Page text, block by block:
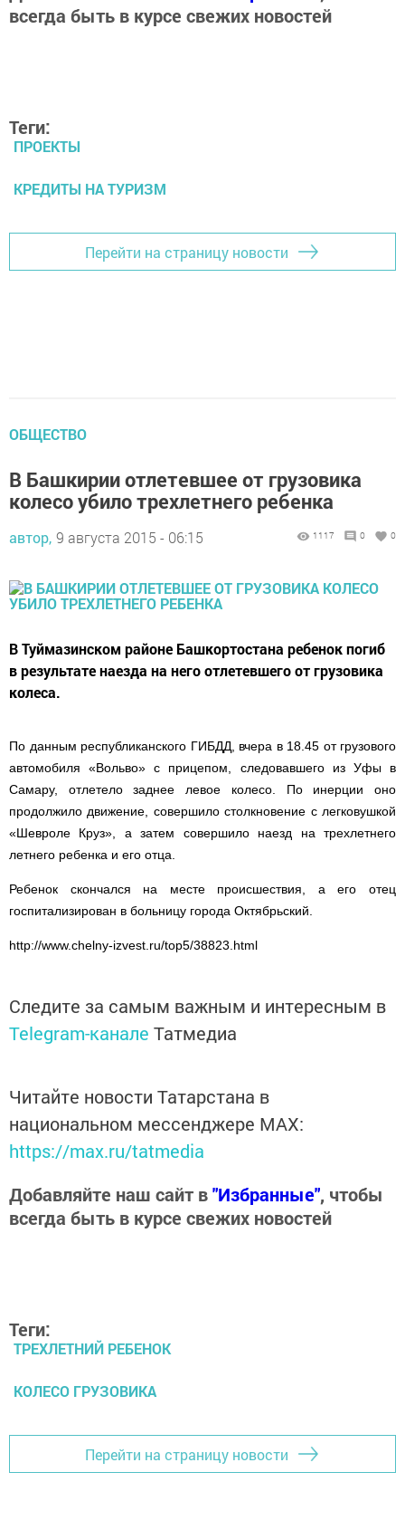
всегда быть в курсе свежих новостей
Теги:
ПРОЕКТЫ
КРЕДИТЫ НА ТУРИЗМ
Перейти на страницу новости
ОБЩЕСТВО
В Башкирии отлетевшее от грузовика
колесо убило трехлетнего ребенка
автор, 9 августа 2015 - 06:15 1117 0 0
В Туймазинском районе Башкортостана ребенок погиб
в результате наезда на него отлетевшего от грузовика
колеса.
По данным республиканского ГИБДД, вчера в 18.45 от грузового
автомобиля «Вольво» с прицепом, следовавшего из Уфы в
Самару, отлетело заднее левое колесо. По инерции оно
продолжило движение, совершило столкновение с легковушкой
«Шевроле Круз», а затем совершило наезд на трехлетнего
летнего ребенка и его отца.
Ребенок скончался на месте происшествия, а его отец
госпитализирован в больницу города Октябрьский.
http://www.chelny-izvest.ru/top5/38823.html
Следите за самым важным и интересным в
Telegram-канале Татмедиа
Читайте новости Татарстана в
национальном мессенджере MАХ:
https://max.ru/tatmedia
Добавляйте наш сайт в"Избранные", чтобы
всегда быть в курсе свежих новостей
Теги:
ТРЕХЛЕТНИЙ РЕБЕНОК
КОЛЕСО ГРУЗОВИКА
Перейти на страницу новости